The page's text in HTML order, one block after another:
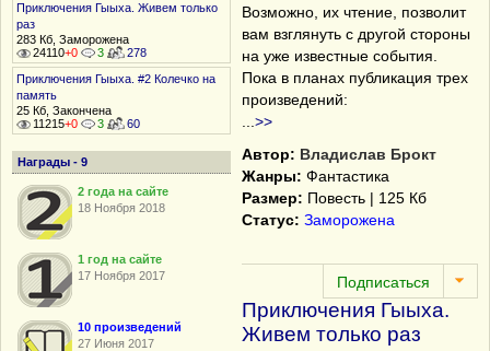
Приключения Гыыха. Живем только
раз
283 Кб, Заморожена
24110+0 3
278
Приключения Гыыха. #2 Колечко на
память
25 Кб, Закончена
11215+0 3 60
Награды - 9
2 года на сайте
18 Ноября 2018
1 год на сайте
17 Ноября 2017
10 произведений
27 Июня 2017
Возможно, их чтение, позволит
вам взглянуть с другой стороны
на уже известные события.
Пока в планах публикация трех
произведений:
>>
Автор: Владислав Брокт
Жанры: Фантастика
Размер: Повесть | 125 Кб
Статус: Заморожена
Приключения Гыыха.
Живем только раз